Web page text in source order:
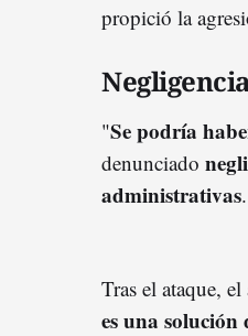
propició la
"Se podría
denunciado
administrativas.
Tras el ataque,
es una